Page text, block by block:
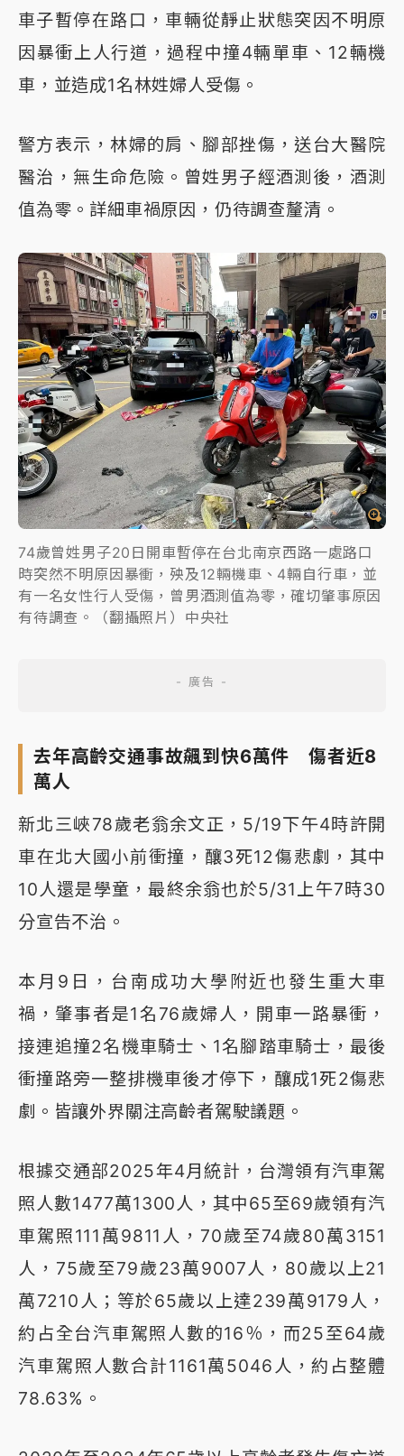
車子暫停在路口，車輛從靜止狀態突因不明原
因暴衝上人行道，過程中撞4輛單車、12輛機
車，並造成1名林姓婦人受傷。
警方表示，林婦的肩、腳部挫傷，送台大醫院
醫治，無生命危險。曾姓男子經酒測後，酒測
值為零。詳細車禍原因，仍待調查釐清。
74歲曾姓男子20日開車暫停在台北南京西路一處路口
時突然不明原因暴衝，殃及12輛機車、4輛自行車，並
有一名女性行人受傷，曾男酒測值為零，確切肇事原因
有待調查。（翻攝照片）中央社
去年高齡交通事故飆到快6萬件 傷者近8
萬人
新北三峽78歲老翁余文正，5/19下午4時許開
車在北大國小前衝撞，釀3死12傷悲劇，其中
10人還是學童，最終余翁也於5/31上午7時30
分宣告不治。
本月9日，台南成功大學附近也發生重大車
禍，肇事者是1名76歲婦人，開車一路暴衝，
接連追撞2名機車騎士、1名腳踏車騎士，最後
衝撞路旁一整排機車後才停下，釀成1死2傷悲
劇。皆讓外界關注高齡者駕駛議題。
根據交通部2025年4月統計，台灣領有汽車駕
照人數1477萬1300人，其中65至69歲領有汽
車駕照111萬9811人，70歲至74歲80萬3151
人，75歲至79歲23萬9007人，80歲以上21
萬7210人；等於65歲以上達239萬9179人，
約占全台汽車駕照人數的16％，而25至64歲
汽車駕照人數合計1161萬5046人，約占整體
78.63%。